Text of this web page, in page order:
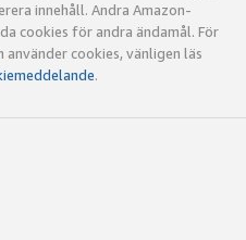
innehåll. Andra Amazon-
cookies för andra ändamål. För
cookies, vänligen läs
.